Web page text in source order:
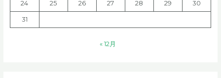
自
24 25 26 27 28 29 30
31
« 12月